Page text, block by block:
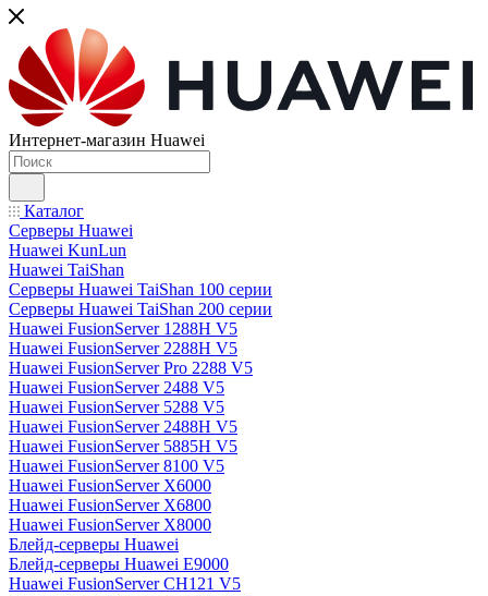
Интернет-магазин Huawei
Каталог
Серверы Huawei
Huawei KunLun
Huawei TaiShan
Серверы Huawei TaiShan 100 серии
Серверы Huawei TaiShan 200 серии
Huawei FusionServer 1288H V5
Huawei FusionServer 2288H V5
Huawei FusionServer Pro 2288 V5
Huawei FusionServer 2488 V5
Huawei FusionServer 5288 V5
Huawei FusionServer 2488H V5
Huawei FusionServer 5885H V5
Huawei FusionServer 8100 V5
Huawei FusionServer X6000
Huawei FusionServer X6800
Huawei FusionServer X8000
Блейд-серверы Huawei
Блейд-серверы Huawei E9000
Huawei FusionServer CH121 V5